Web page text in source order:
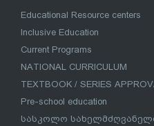
Educational Resource centers
Inclusive Education
Current Programs
NATIONAL CURRICULUM
TEXTBOOK / SERIES
Pre-school education
სასკოლო